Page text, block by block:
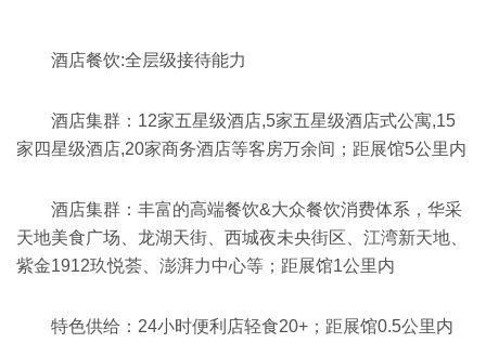
酒店餐饮:全层级接待能力
酒店集群： 12家五星级酒店,5家五星级酒店式公寓,15
家四星级酒店,20家商务酒店等客房万余间； 距展馆5公里内
酒店集群： 丰富的高端餐饮&大众餐饮消费体系，华采
天地美食广场、龙湖天街、西城夜未央街区、江湾新天地、
紫金1912玖悦荟、澎湃力中心等； 距展馆1公里内
特色供给： 24小时便利店轻食20+； 距展馆0.5公里内